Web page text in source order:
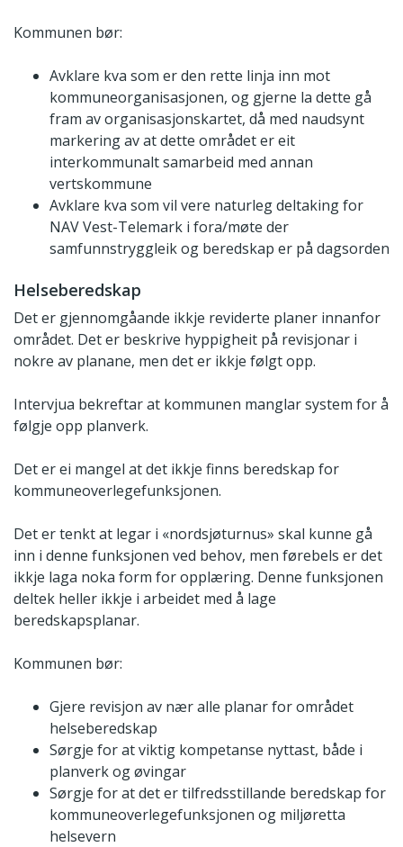
Kommunen bør:
Avklare kva som er den rette linja inn mot
kommuneorganisasjonen, og gjerne la dette gå
fram av organisasjonskartet, då med naudsynt
markering av at dette området er eit
interkommunalt samarbeid med annan
vertskommune
Avklare kva som vil vere naturleg deltaking for
NAV Vest-Telemark i fora/møte der
samfunnstryggleik og beredskap er på dagsorden
Helseberedskap
Det er gjennomgåande ikkje reviderte planer innanfor
området. Det er beskrive hyppigheit på revisjonar i
nokre av planane, men det er ikkje følgt opp.
Intervjua bekreftar at kommunen manglar system for å
følgje opp planverk.
Det er ei mangel at det ikkje finns beredskap for
kommuneoverlegefunksjonen.
Det er tenkt at legar i «nordsjøturnus» skal kunne gå
inn i denne funksjonen ved behov, men førebels er det
ikkje laga noka form for opplæring. Denne funksjonen
deltek heller ikkje i arbeidet med å lage
beredskapsplanar.
Kommunen bør:
Gjere revisjon av nær alle planar for området
helseberedskap
Sørgje for at viktig kompetanse nyttast, både i
planverk og øvingar
Sørgje for at det er tilfredsstillande beredskap for
kommuneoverlegefunksjonen og miljøretta
helsevern